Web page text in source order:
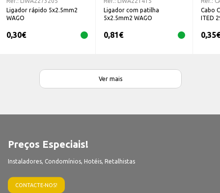
Ligador rápido 5x2.5mm2
WAGO
0,30€
Ligador com patilha
5x2.5mm2 WAGO
0,81€
Cabo
ITED
0,35€
Ver mais
Preços Especiais!
Instaladores, Condomínios, Hotéis, Retalhistas
CONTACTE-NOS!